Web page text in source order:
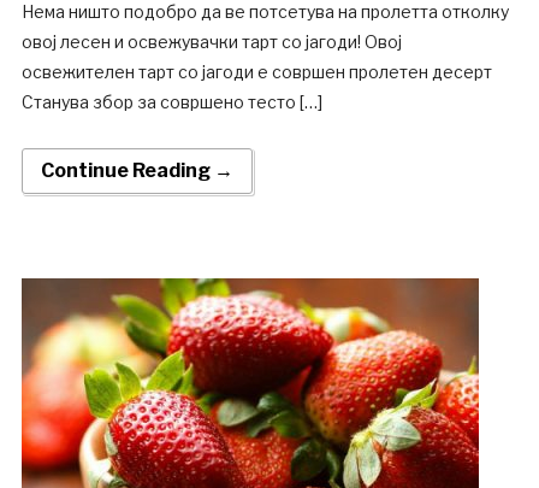
Нема ништо подобро да ве потсетува на пролетта отколку
овој лесен и освежувачки тарт со јагоди! Овој
освежителен тарт со јагоди е совршен пролетен десерт
Станува збор за совршено тесто […]
Continue Reading →